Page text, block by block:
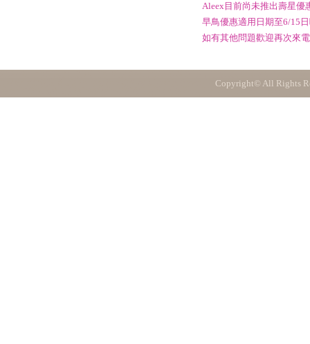
Aleex目前尚未推出壽星優
早鳥優惠適用日期至6/15
如有其他問題歡迎再次來
Copyright© All Rights